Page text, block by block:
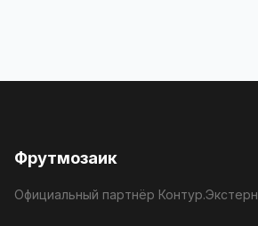
Фрутмозаик
Официальный партнёр Контур.Экстерн